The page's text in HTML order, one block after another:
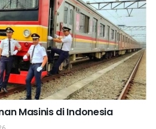
Masinis di Indonesia